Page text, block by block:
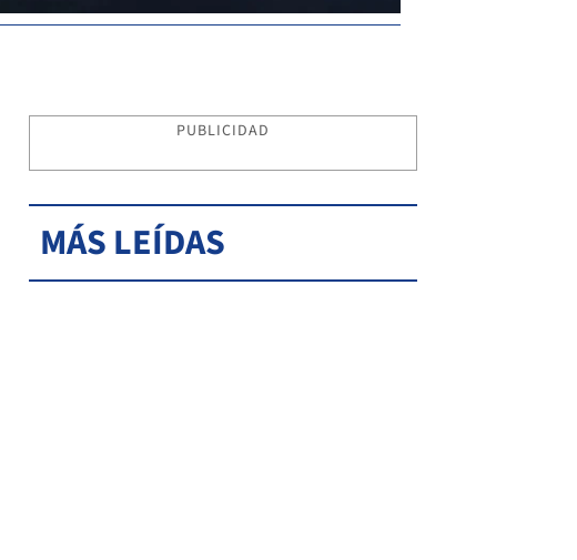
PUBLICIDAD
MÁS LEÍDAS